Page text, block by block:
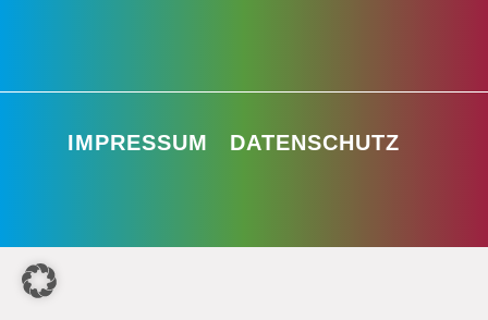
IMPRESSUM DATENSCHUTZ